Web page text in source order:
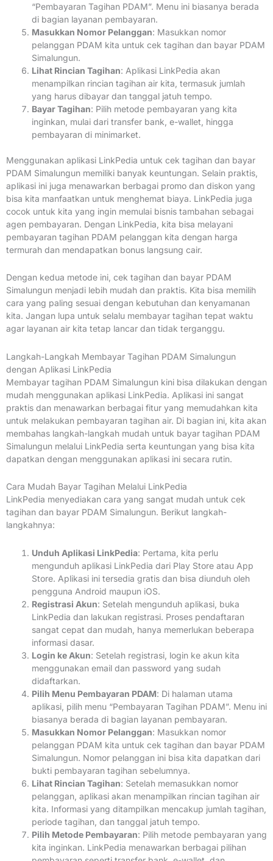
“Pembayaran Tagihan PDAM”. Menu ini biasanya berada
di bagian layanan pembayaran.
Masukkan Nomor Pelanggan: Masukkan nomor
pelanggan PDAM kita untuk cek tagihan dan bayar PDAM
Simalungun.
Lihat Rincian Tagihan: Aplikasi LinkPedia akan
menampilkan rincian tagihan air kita, termasuk jumlah
yang harus dibayar dan tanggal jatuh tempo.
Bayar Tagihan: Pilih metode pembayaran yang kita
inginkan, mulai dari transfer bank, e-wallet, hingga
pembayaran di minimarket.
Menggunakan aplikasi LinkPedia untuk cek tagihan dan bayar
PDAM Simalungun memiliki banyak keuntungan. Selain praktis,
aplikasi ini juga menawarkan berbagai promo dan diskon yang
bisa kita manfaatkan untuk menghemat biaya. LinkPedia juga
cocok untuk kita yang ingin memulai bisnis tambahan sebagai
agen pembayaran. Dengan LinkPedia, kita bisa melayani
pembayaran tagihan PDAM pelanggan kita dengan harga
termurah dan mendapatkan bonus langsung cair.
Dengan kedua metode ini, cek tagihan dan bayar PDAM
Simalungun menjadi lebih mudah dan praktis. Kita bisa memilih
cara yang paling sesuai dengan kebutuhan dan kenyamanan
kita. Jangan lupa untuk selalu membayar tagihan tepat waktu
agar layanan air kita tetap lancar dan tidak terganggu.
Langkah-Langkah Membayar Tagihan PDAM Simalungun
dengan Aplikasi LinkPedia
Membayar tagihan PDAM Simalungun kini bisa dilakukan dengan
mudah menggunakan aplikasi LinkPedia. Aplikasi ini sangat
praktis dan menawarkan berbagai fitur yang memudahkan kita
untuk melakukan pembayaran tagihan air. Di bagian ini, kita akan
membahas langkah-langkah mudah untuk bayar tagihan PDAM
Simalungun melalui LinkPedia serta keuntungan yang bisa kita
dapatkan dengan menggunakan aplikasi ini secara rutin.
Cara Mudah Bayar Tagihan Melalui LinkPedia
LinkPedia menyediakan cara yang sangat mudah untuk cek
tagihan dan bayar PDAM Simalungun. Berikut langkah-
langkahnya:
Unduh Aplikasi LinkPedia: Pertama, kita perlu
mengunduh aplikasi LinkPedia dari Play Store atau App
Store. Aplikasi ini tersedia gratis dan bisa diunduh oleh
pengguna Android maupun iOS.
Registrasi Akun: Setelah mengunduh aplikasi, buka
LinkPedia dan lakukan registrasi. Proses pendaftaran
sangat cepat dan mudah, hanya memerlukan beberapa
informasi dasar.
Login ke Akun: Setelah registrasi, login ke akun kita
menggunakan email dan password yang sudah
didaftarkan.
Pilih Menu Pembayaran PDAM: Di halaman utama
aplikasi, pilih menu “Pembayaran Tagihan PDAM”. Menu ini
biasanya berada di bagian layanan pembayaran.
Masukkan Nomor Pelanggan: Masukkan nomor
pelanggan PDAM kita untuk cek tagihan dan bayar PDAM
Simalungun. Nomor pelanggan ini bisa kita dapatkan dari
bukti pembayaran tagihan sebelumnya.
Lihat Rincian Tagihan: Setelah memasukkan nomor
pelanggan, aplikasi akan menampilkan rincian tagihan air
kita. Informasi yang ditampilkan mencakup jumlah tagihan,
periode tagihan, dan tanggal jatuh tempo.
Pilih Metode Pembayaran: Pilih metode pembayaran yang
kita inginkan. LinkPedia menawarkan berbagai pilihan